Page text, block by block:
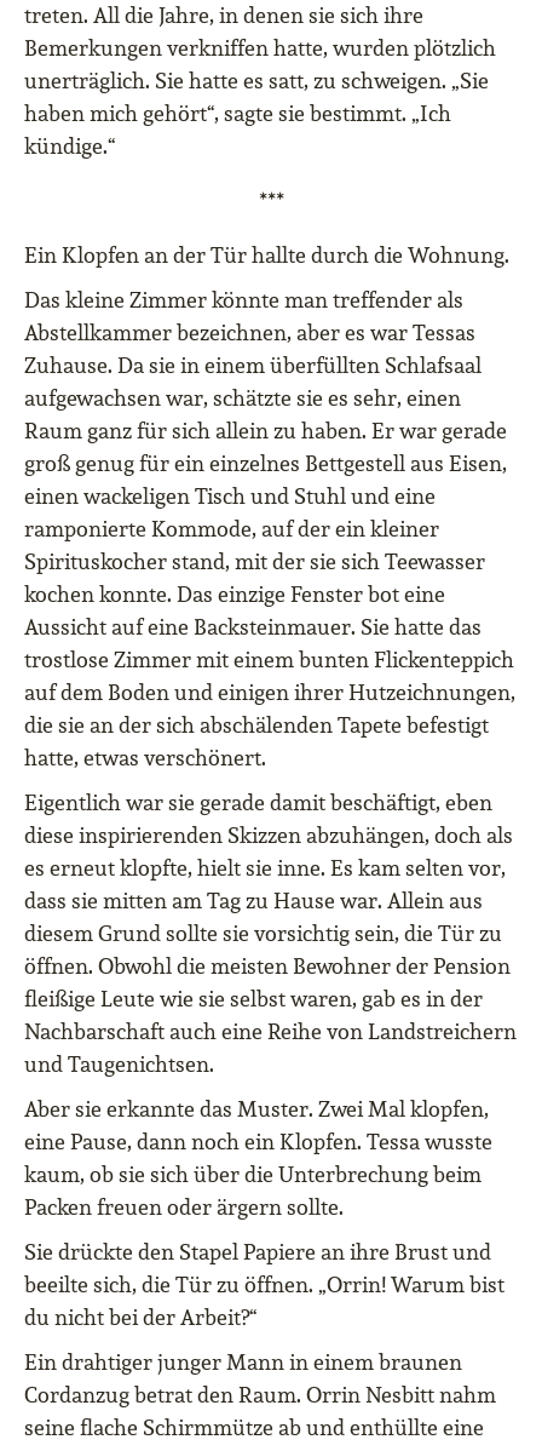
treten. All die Jahre, in denen sie sich ihre
Bemerkungen verkniffen hatte, wurden plötzlich
unerträglich. Sie hatte es satt, zu schweigen. „Sie
haben mich gehört“, sagte sie bestimmt. „Ich
kündige.“
***
Ein Klopfen an der Tür hallte durch die Wohnung.
Das kleine Zimmer könnte man treffender als
Abstellkammer bezeichnen, aber es war Tessas
Zuhause. Da sie in einem überfüllten Schlafsaal
aufgewachsen war, schätzte sie es sehr, einen
Raum ganz für sich allein zu haben. Er war gerade
groß genug für ein einzelnes Bettgestell aus Eisen,
einen wackeligen Tisch und Stuhl und eine
ramponierte Kommode, auf der ein kleiner
Spirituskocher stand, mit der sie sich Teewasser
kochen konnte. Das einzige Fenster bot eine
Aussicht auf eine Backsteinmauer. Sie hatte das
trostlose Zimmer mit einem bunten Flickenteppich
auf dem Boden und einigen ihrer Hutzeichnungen,
die sie an der sich abschälenden Tapete befestigt
hatte, etwas verschönert.
Eigentlich war sie gerade damit beschäftigt, eben
diese inspirierenden Skizzen abzuhängen, doch als
es erneut klopfte, hielt sie inne. Es kam selten vor,
dass sie mitten am Tag zu Hause war. Allein aus
diesem Grund sollte sie vorsichtig sein, die Tür zu
öffnen. Obwohl die meisten Bewohner der Pension
fleißige Leute wie sie selbst waren, gab es in der
Nachbarschaft auch eine Reihe von Landstreichern
und Taugenichtsen.
Aber sie erkannte das Muster. Zwei Mal klopfen,
eine Pause, dann noch ein Klopfen. Tessa wusste
kaum, ob sie sich über die Unterbrechung beim
Packen freuen oder ärgern sollte.
Sie drückte den Stapel Papiere an ihre Brust und
beeilte sich, die Tür zu öffnen. „Orrin! Warum bist
du nicht bei der Arbeit?“
Ein drahtiger junger Mann in einem braunen
Cordanzug betrat den Raum. Orrin Nesbitt nahm
seine flache Schirmmütze ab und enthüllte eine